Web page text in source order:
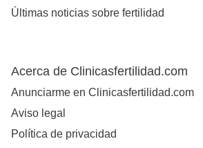
Últimas noticias sobre fertilidad
Acerca de Clinicasfertilidad.com
Anunciarme en Clinicasfertilidad.com
Aviso legal
Política de privacidad